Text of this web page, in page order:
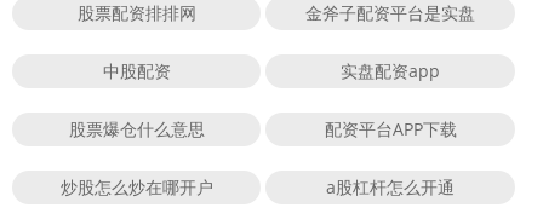
股票配资排排网 金斧子配资平台是实盘
中股配资 实盘配资app
股票爆仓什么意思 配资平台APP下载
炒股怎么炒在哪开户 a股杠杆怎么开通